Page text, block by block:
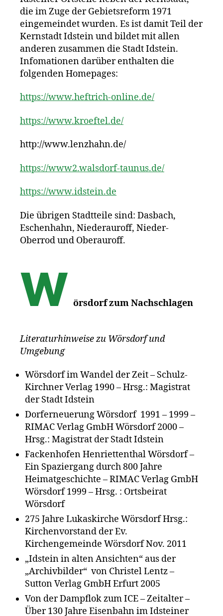
die im Zuge der Gebietsreform 1971
eingemeindet wurden. Es ist damit Teil der
Kernstadt Idstein und bildet mit allen
anderen zusammen die Stadt Idstein.
Infomationen darüber enthalten die
folgenden Homepages:
https://www.heftrich-online.de/
https://www.kroeftel.de/
http://www.lenzhahn.de/
https://www2.walsdorf-taunus.de/
https://www.idstein.de
Die übrigen Stadtteile sind: Dasbach,
Eschenhahn, Niederauroff, Nieder-
Oberrod und Oberauroff.
W örsdorf zum Nachschlagen
Literaturhinweise zu Wörsdorf und
Umgebung
Wörsdorf im Wandel der Zeit – Schulz-
Kirchner Verlag 1990 – Hrsg.: Magistrat
der Stadt Idstein
Dorferneuerung Wörsdorf 1991 – 1999 –
RIMAC Verlag GmbH Wörsdorf 2000 –
Hrsg.: Magistrat der Stadt Idstein
Fackenhofen Henriettenthal Wörsdorf –
Ein Spaziergang durch 800 Jahre
Heimatgeschichte – RIMAC Verlag GmbH
Wörsdorf 1999 – Hrsg. : Ortsbeirat
Wörsdorf
275 Jahre Lukaskirche Wörsdorf Hrsg.:
Kirchenvorstand der Ev.
Kirchengemeinde Wörsdorf Nov. 2011
„Idstein in alten Ansichten“ aus der
„Archivbilder“ von Christel Lentz –
Sutton Verlag GmbH Erfurt 2005
Von der Dampflok zum ICE – Zeitalter –
Über 130 Jahre Eisenbahn im Idsteiner